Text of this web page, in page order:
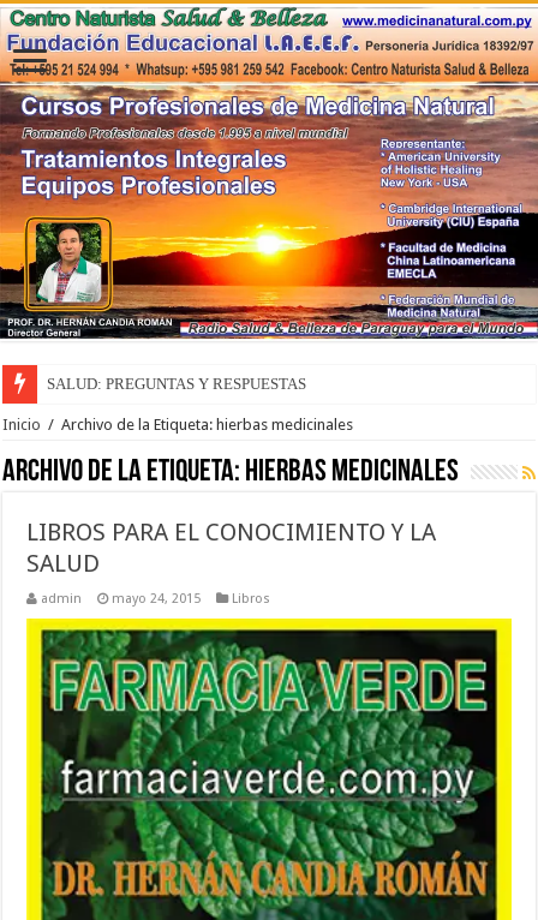
SALUD: PREGUNTAS Y RESPUESTAS
Inicio / Archivo de la Etiqueta: hierbas medicinales
Archivo de la Etiqueta: hierbas medicinales
LIBROS PARA EL CONOCIMIENTO Y LA
SALUD
admin mayo 24, 2015 Libros